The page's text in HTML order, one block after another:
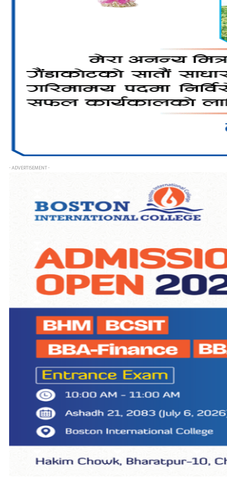
- ADVERTISEMENT -